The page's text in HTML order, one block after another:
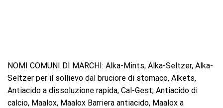
NOMI COMUNI DI MARCHI: Alka-Mints, Alka-Seltzer, Alka-
Seltzer per il sollievo dal bruciore di stomaco, Alkets,
Antiacido a dissoluzione rapida, Cal-Gest, Antiacido di
calcio, Maalox, Maalox Barriera antiacido, Maalox a